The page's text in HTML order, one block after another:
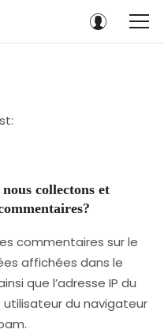
collectons et
commentaires sur le
affichées dans le
que l’adresse IP du
utilisateur du navigateur